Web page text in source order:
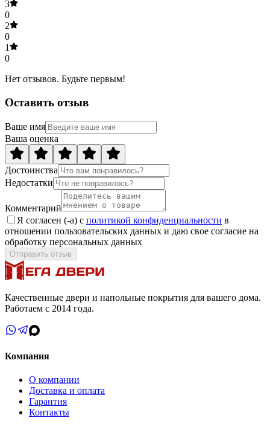
3
0
2
0
1
0
Нет отзывов. Будьте первым!
Оставить отзыв
Ваше имя
Ваша оценка
Достоинства
Недостатки
Комментарий
Я согласен (-а) с политикой конфиденциальности в
отношении пользовательских данных и даю свое согласие на
обработку персональных данных
Отправить отзыв
Качественные двери и напольные покрытия для вашего дома.
Работаем с 2014 года.
Компания
О компании
Доставка и оплата
Гарантия
Контакты